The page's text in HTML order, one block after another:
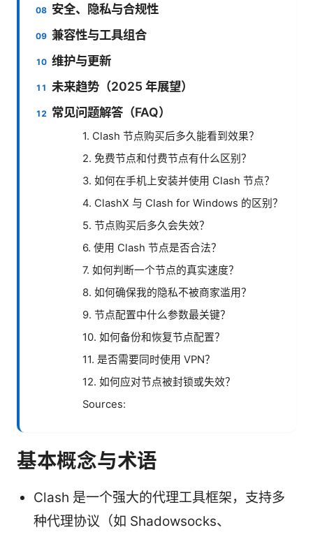
安全、隐私与合规性
兼容性与工具组合
维护与更新
未来趋势（2025 年展望）
常见问题解答（FAQ）
1. Clash 节点购买后多久能看到效果？
2. 免费节点和付费节点有什么区别？
3. 如何在手机上安装并使用 Clash 节点？
4. ClashX 与 Clash for Windows 的区别？
5. 节点购买后多久会失效？
6. 使用 Clash 节点是否合法？
7. 如何判断一个节点的真实速度？
8. 如何确保我的隐私不被商家滥用？
9. 节点配置中什么参数最关键？
10. 如何备份和恢复节点配置？
11. 是否需要同时使用 VPN？
12. 如何应对节点被封锁或失效？
Sources:
基本概念与术语
Clash 是一个强大的代理工具框架，支持多
种代理协议（如 Shadowsocks、